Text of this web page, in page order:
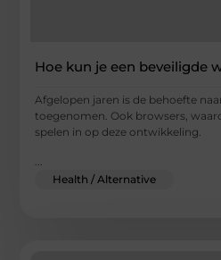
Hoe kun je een beveiligde
Afgelopen jaren is de behoefte
toegenomen. Ook browsers,
spelen in op deze ontwikkeling.
Health / Alternative